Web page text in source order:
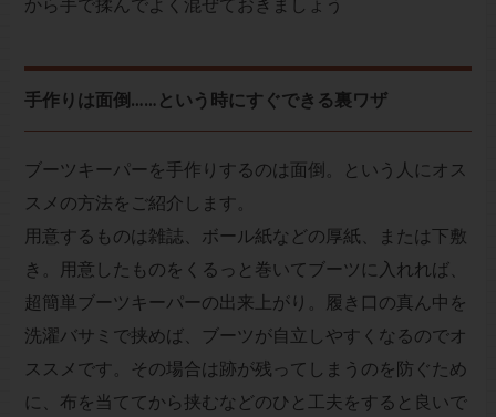
から手で揉んでよく混ぜておきましょう
手作りは面倒……という時にすぐできる裏ワザ
ブーツキーパーを手作りするのは面倒。という人にオス
スメの方法をご紹介します。
用意するものは雑誌、ボール紙などの厚紙、または下敷
き。用意したものをくるっと巻いてブーツに入れれば、
超簡単ブーツキーパーの出来上がり。履き口の真ん中を
洗濯バサミで挟めば、ブーツが自立しやすくなるのでオ
ススメです。その場合は跡が残ってしまうのを防ぐため
に、布を当ててから挟むなどのひと工夫をすると良いで